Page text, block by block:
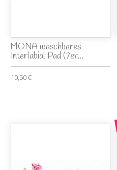
MONA waschbares
Interlabial Pad (7er...
10,50 €